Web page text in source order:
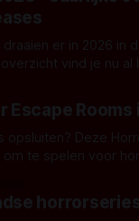
er in 2026 in
vind je nu al
Escape
opsluiten? Deze
te spelen voor